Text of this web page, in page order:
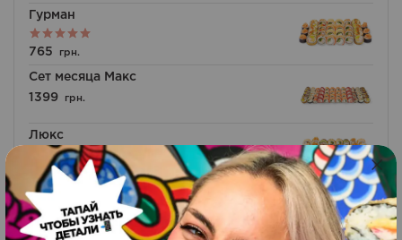
Гурман
Оценка
765 грн.
Сет месяца Макс
1399
грн.
Люкс
Оценка
5.00из 5
825 грн.